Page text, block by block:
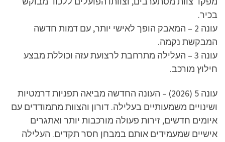
בכיר.
עונה 2 – המאבק הופך לאישי יותר, עם דמות חדשה
המבקשת נקמה.
עונה 3 – העלילה מתרחבת לרצועת עזה וכוללת מבצע
חילוץ מורכב.
עונה 5 (2026) – העונה החדשה מביאה תפניות דרמטיות
ושינויים משמעותיים בעלילה. דורון והצוות מתמודדים עם
איומים חדשים, זירות פעולה מורכבות יותר ואתגרים
אישיים שמעמידים אותם במבחן חסר תקדים. העלילה